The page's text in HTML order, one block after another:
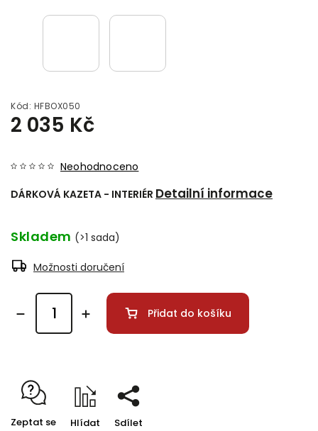
Kód: HFBOX050
2 035 Kč
Neohodnoceno
DÁRKOVÁ KAZETA - INTERIÉR Detailní informace
Skladem (>1 sada)
Možnosti doručení
Přidat do košíku
Zeptat se Hlídat Sdílet